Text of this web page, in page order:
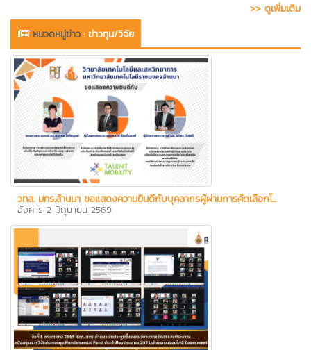
>> ดูเพิ่มเติม
หมวดหมู่ข่าว:ข่าวทุน/วิจัย
วทส. มทร.ล้านนา ขอแสดงความยินดีกับบุคลากรผู้ผ่านการคัดเลือกโ...
อังคาร 2 มิถุนายน 2569